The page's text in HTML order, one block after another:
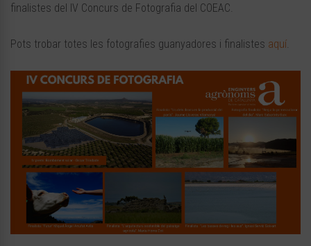
finalistes del IV Concurs de Fotografia del COEAC.
Pots trobar totes les fotografies guanyadores i finalistes aquí.